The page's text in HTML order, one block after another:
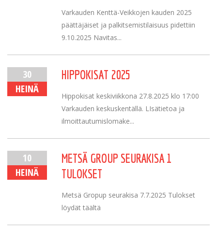
Varkauden Kenttä-Veikkojen kauden 2025
päättäjäiset ja palkitsemistilaisuus pidettiin
9.10.2025 Navitas...
30
HEINÄ
HIPPOKISAT 2025
Hippokisat keskiviikkona 27.8.2025 klo 17:00
Varkauden keskuskentällä. LIsätietoa ja
ilmoittautumislomake...
10
HEINÄ
METSÄ GROUP SEURAKISA 1
TULOKSET
Metsä Gropup seurakisa 7.7.2025 Tulokset
löydät täältä